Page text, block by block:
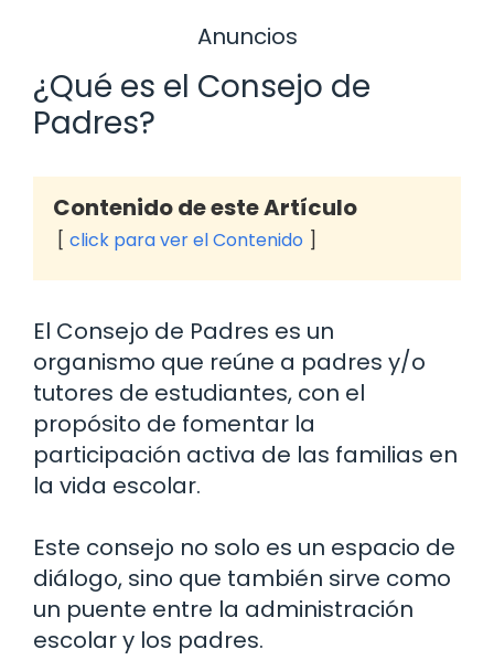
Anuncios
¿Qué es el Consejo de
Padres?
Contenido de este Artículo
click para ver el Contenido
El Consejo de Padres es un
organismo que reúne a padres y/o
tutores de estudiantes, con el
propósito de fomentar la
participación activa de las familias en
la vida escolar.
Este consejo no solo es un espacio de
diálogo, sino que también sirve como
un puente entre la administración
escolar y los padres.